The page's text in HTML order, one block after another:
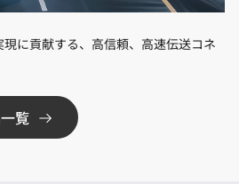
に貢献する、高信頼、高速伝送コネ
覧